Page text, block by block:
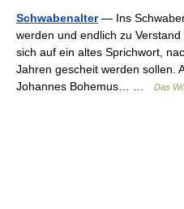
Schwabenalter— Ins
werden und endlich zu
sich auf ein altes Sprichwort,
Jahren gescheit werden sollen.
Johannes Bohemus… …
Das